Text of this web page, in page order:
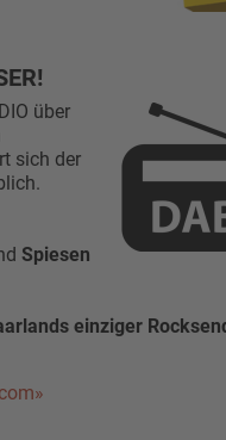
über
sich der
Spiesen
einziger